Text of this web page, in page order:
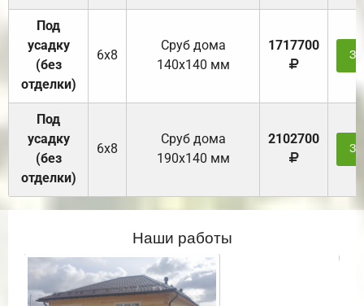
Под
усадку
(без
отделки)
6х8
Cруб дома
140х140 мм
1717700
Под
усадку
(без
отделки)
6х8
Cруб дома
190х140 мм
2102700
Наши работы